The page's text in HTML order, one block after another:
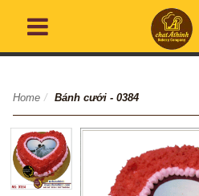
Home / Bánh cưới - 0384